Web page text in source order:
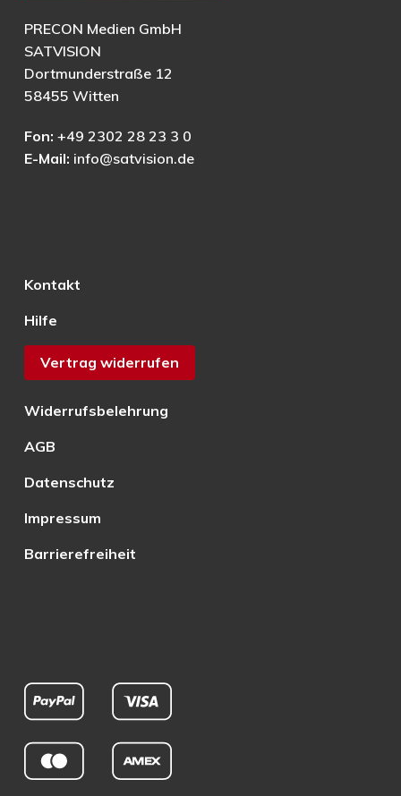
PRECON Medien GmbH
SATVISION
Dortmunderstraße 12
58455 Witten
Fon: +49 2302 28 23 3 0
E-Mail: info@satvision.de
Kontakt
Hilfe
Vertrag widerrufen
Widerrufsbelehrung
AGB
Datenschutz
Impressum
Barrierefreiheit